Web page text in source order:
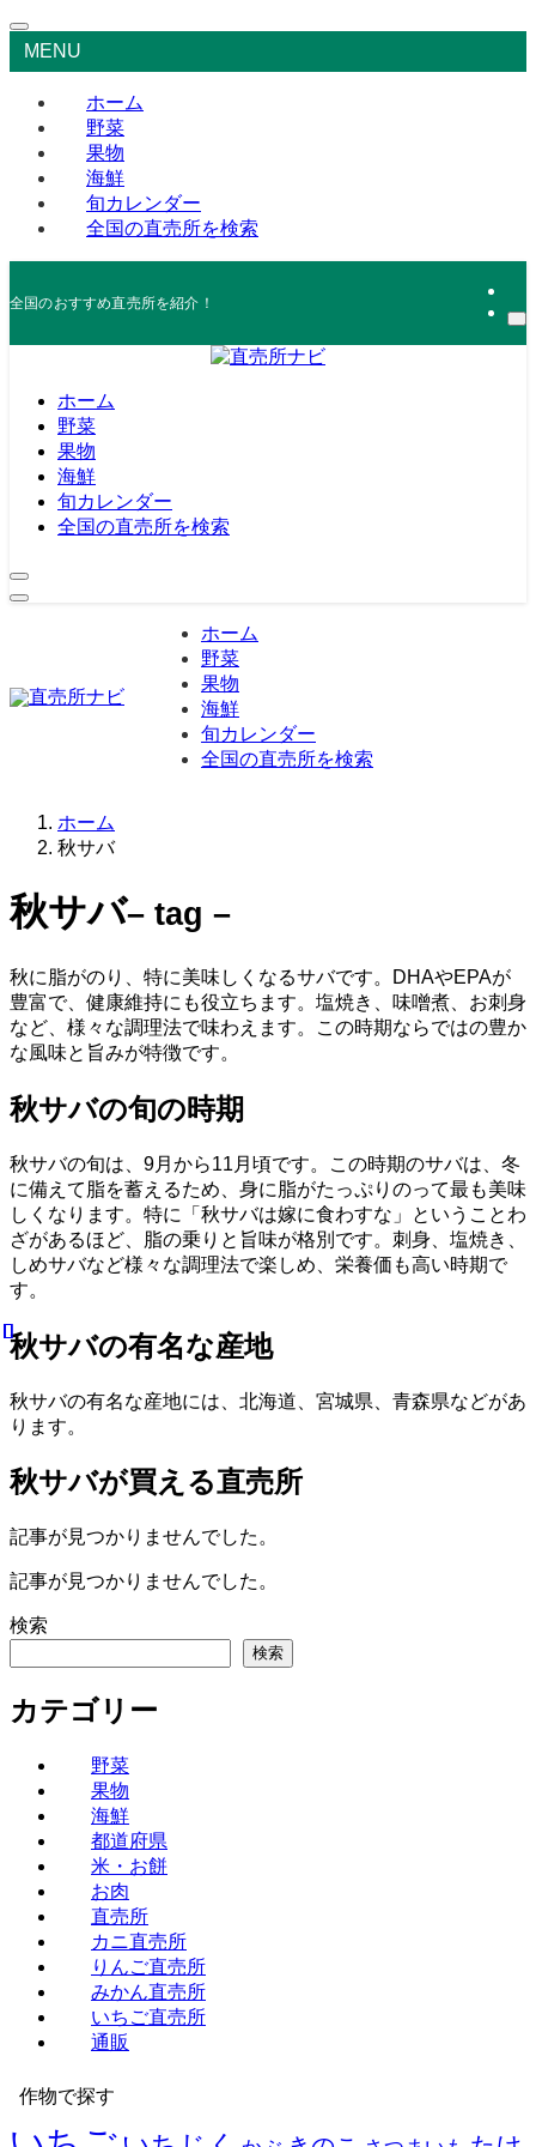
MENU
ホーム
野菜
果物
海鮮
旬カレンダー
全国の直売所を検索
全国のおすすめ直売所を紹介！
ホーム
野菜
果物
海鮮
旬カレンダー
全国の直売所を検索
ホーム
野菜
果物
海鮮
旬カレンダー
全国の直売所を検索
ホーム
秋サバ
秋サバ– tag –
秋に脂がのり、特に美味しくなるサバです。DHAやEPAが
豊富で、健康維持にも役立ちます。塩焼き、味噌煮、お刺身
など、様々な調理法で味わえます。この時期ならではの豊か
な風味と旨みが特徴です。
秋サバの旬の時期
秋サバの旬は、9月から11月頃です。この時期のサバは、冬
に備えて脂を蓄えるため、身に脂がたっぷりのって最も美味
しくなります。特に「秋サバは嫁に食わすな」ということわ
ざがあるほど、脂の乗りと旨味が格別です。刺身、塩焼き、
しめサバなど様々な調理法で楽しめ、栄養価も高い時期で
す。
秋サバの有名な産地
秋サバの有名な産地には、北海道、宮城県、青森県などがあ
ります。
秋サバが買える直売所
記事が見つかりませんでした。
記事が見つかりませんでした。
検索
検索
カテゴリー
野菜
果物
海鮮
都道府県
米・お餅
お肉
直売所
カニ直売所
りんご直売所
みかん直売所
いちご直売所
通販
作物で探す